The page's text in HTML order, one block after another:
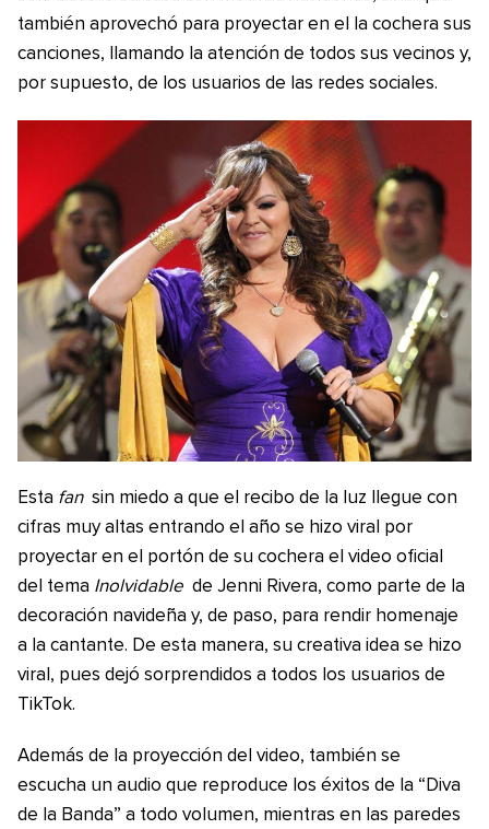
también aprovechó para proyectar en el la cochera sus
canciones, llamando la atención de todos sus vecinos y,
por supuesto, de los usuarios de las redes sociales.
Esta fan sin miedo a que el recibo de la luz llegue con
cifras muy altas entrando el año se hizo viral por
proyectar en el portón de su cochera el video oficial
del tema Inolvidable de Jenni Rivera, como parte de la
decoración navideña y, de paso, para rendir homenaje
a la cantante. De esta manera, su creativa idea se hizo
viral, pues dejó sorprendidos a todos los usuarios de
TikTok.
Además de la proyección del video, también se
escucha un audio que reproduce los éxitos de la “Diva
de la Banda” a todo volumen, mientras en las paredes